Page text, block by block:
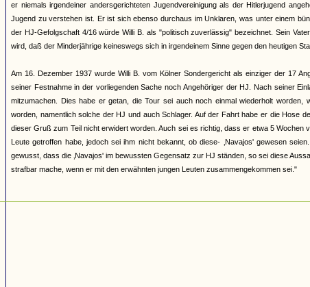
er niemals irgendeiner andersgerichteten Jugendvereinigung als der Hitlerjugend
Jugend zu verstehen ist. Er ist sich ebenso durchaus im Unklaren, was unter einem
der HJ-Gefolgschaft 4/16 würde Willi B. als "politisch zuverlässig" bezeichnet. Sein
wird, daß der Minderjährige keineswegs sich in irgendeinem Sinne gegen den heutigen
Am 16. Dezember 1937 wurde Willi B. vom Kölner Sondergericht als einziger der 17
seiner Festnahme in der vorliegenden Sache noch Angehöriger der HJ. Nach seiner
mitzumachen. Dies habe er getan, die Tour sei auch noch einmal wiederholt
worden, namentlich solche der HJ und auch Schlager. Auf der Fahrt habe er die Hose
dieser Gruß zum Teil nicht erwidert worden. Auch sei es richtig, dass er etwa 5
Leute getroffen habe, jedoch sei ihm nicht bekannt, ob diese- ‚Navajos' gewesen
gewusst, dass die ‚Navajos' im bewussten Gegensatz zur HJ ständen, so sei diese
strafbar mache, wenn er mit den erwähnten jungen Leuten zusammengekommen sei."